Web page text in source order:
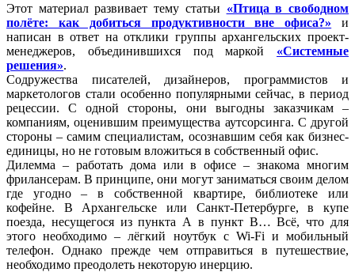
Этот материал развивает тему статьи «Птица в свободном
полёте: как добиться продуктивности вне офиса?» и
написан в ответ на отклики группы архангельских проект-
менеджеров, объединившихся под маркой «Системные
решения».
Содружества писателей, дизайнеров, программистов и
маркетологов стали особенно популярными сейчас, в период
рецессии. С одной стороны, они выгодны заказчикам –
компаниям, оценившим преимущества аутсорсинга. С другой
стороны – самим специалистам, осознавшим себя как бизнес-
единицы, но не готовым вложиться в собственный офис.
Дилемма – работать дома или в офисе – знакома многим
фрилансерам. В принципе, они могут заниматься своим делом
где угодно – в собственной квартире, библиотеке или
кофейне. В Архангельске или Санкт-Петербурге, в купе
поезда, несущегося из пункта А в пункт В… Всё, что для
этого необходимо – лёгкий ноутбук с Wi-Fi и мобильный
телефон. Однако прежде чем отправиться в путешествие,
необходимо преодолеть некоторую инерцию.